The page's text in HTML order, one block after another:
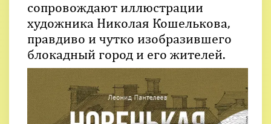
сопровождают иллюстрации
художника Николая Кошелькова,
правдиво и чутко изобразившего
блокадный город и его жителей.